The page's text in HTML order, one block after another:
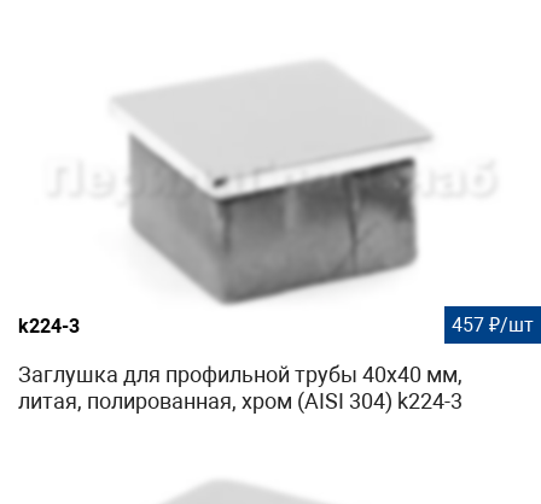
k224-3 457 ₽/шт
Заглушка для профильной трубы 40х40 мм,
литая, полированная, хром (AISI 304) k224-3